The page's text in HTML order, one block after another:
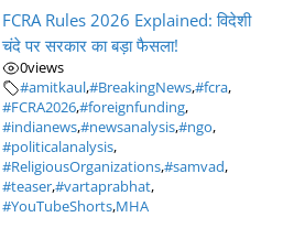
FCRA Rules 2026 Explained: विदेशी
चंदे पर सरकार का बड़ा फैसला!
0views
#amitkaul,#BreakingNews,#fcra,
#FCRA2026,#foreignfunding,
#indianews,#newsanalysis,#ngo,
#politicalanalysis,
#ReligiousOrganizations,#samvad,
#teaser,#vartaprabhat,
#YouTubeShorts,MHA